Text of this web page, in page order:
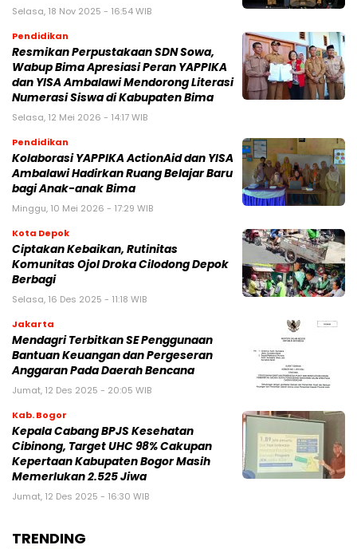
Selasa, 18 Nov 2025 - 16:54 WIB
Pendidikan
Resmikan Perpustakaan SDN Sowa,
Wabup Bima Apresiasi Peran YAPPIKA
dan YISA Ambalawi Mendorong Literasi
Numerasi Siswa di Kabupaten Bima
Selasa, 12 Mei 2026 - 14:17 WIB
Pendidikan
Kolaborasi YAPPIKA ActionAid dan YISA
Ambalawi Hadirkan Ruang Belajar Baru
bagi Anak-anak Bima
Minggu, 10 Mei 2026 - 17:29 WIB
Kota Depok
Ciptakan Kebaikan, Rutinitas
Komunitas Ojol Droka Cilodong Depok
Berbagi
Selasa, 16 Des 2025 - 11:18 WIB
Jakarta
Mendagri Terbitkan SE Penggunaan
Bantuan Keuangan dan Pergeseran
Anggaran Pada Daerah Bencana
Jumat, 12 Des 2025 - 20:05 WIB
Kab. Bogor
Kepala Cabang BPJS Kesehatan
Cibinong, Target UHC 98% Cakupan
Kepertaan Kabupaten Bogor Masih
Memerlukan 2.525 Jiwa
Jumat, 12 Des 2025 - 16:30 WIB
TRENDING